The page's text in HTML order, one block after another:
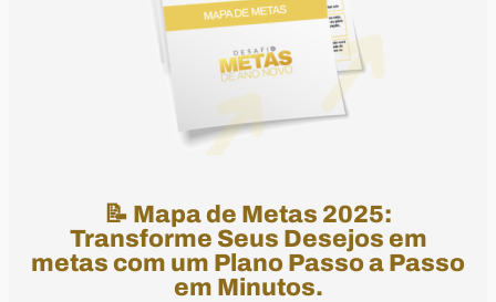
📝 Mapa de Metas 2025:
Transforme Seus Desejos em
metas com um Plano Passo a Passo
em Minutos.